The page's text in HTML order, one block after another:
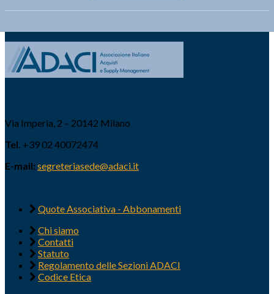
Via Imperia, 2 – 20142 Milano
Tel. +39 02 40072474
E-mail: segreteriasede@adaci.it
Quote Associativa - Abbonamenti
Chi siamo
Contatti
Statuto
Regolamento delle Sezioni ADACI
Codice Etica